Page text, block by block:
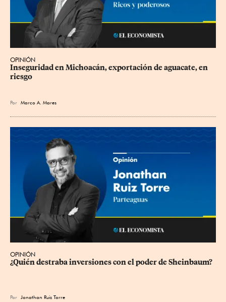
OPINIÓN
Inseguridad en Michoacán, exportación de aguacate, en
riesgo
Por Marco A. Mares
OPINIÓN
¿Quién destraba inversiones con el poder de Sheinbaum?
Por Jonathan Ruiz Torre